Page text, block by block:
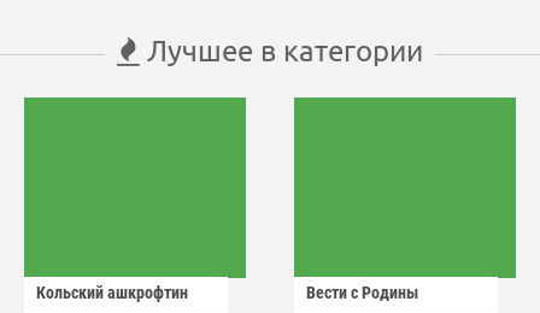
Лучшее в категории
Кольский ашкрофтин Вести с Родины